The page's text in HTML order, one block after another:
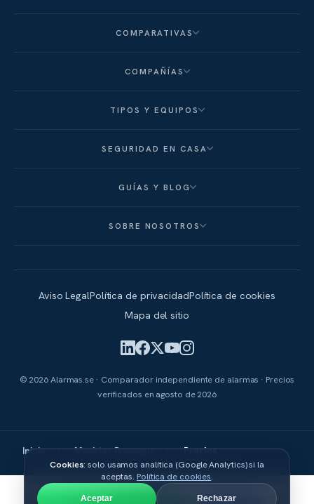
COMPARATIVAS
COMPAÑÍAS
TIPOS Y EQUIPOS
SEGURIDAD EN CASA
GUÍAS Y BLOG
SOBRE NOSOTROS
Aviso LegalPolítica de privacidadPolítica de cookies
Mapa del sitio
© 2026 Alarmas.se · Comparador independiente de alarmas · Precios
verificados en agosto de 2026
Inicio Movistar Prosegur Precios
Cookies: solo usamos analítica (Google Analytics) si la
aceptas. Política de cookies.
Aceptar Rechazar